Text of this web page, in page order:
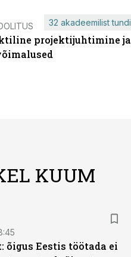
projektijuhtimine ja
32 akadeemilist tundi
KUUM
õigus Eestis töötada ei